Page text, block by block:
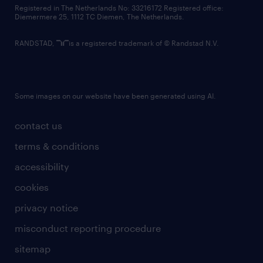
contact us
terms & conditions
accessibility
cookies
privacy notice
misconduct reporting procedure
sitemap
Registered in The Netherlands No: 33216172 Registered office:
Diemermere 25, 1112 TC Diemen, The Netherlands.
RANDSTAD, is a registered trademark of © Randstad N.V.
Some images on our website have been generated using AI.